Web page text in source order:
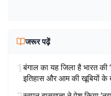
जरूर पढ़ें
1बंगाल का यह जिला है भारत की
इतिहास और आम की खूबियों के